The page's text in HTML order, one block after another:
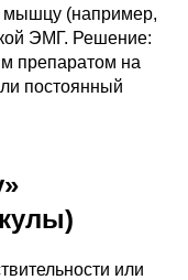
мышцу (например,
ЭМГ. Решение:
препаратом на
постоянный
или